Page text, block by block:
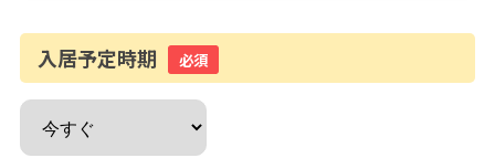
入居予定時期 必須